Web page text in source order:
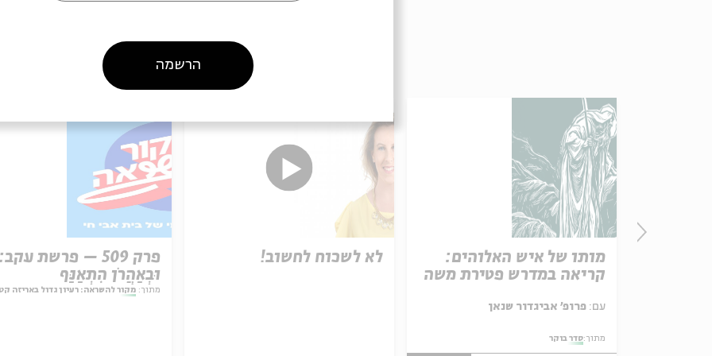
פרק 509 – פרשת עקב:
וּבְאַהֲרֹן הִתְאַנַּף
מתוך: מקור להשראה: רעיון גדול באריזה
לא לשכוח לחשוב!
מותו של איש האלוהים:
קריאה במדרש פטירת משה
עם:
מתוך:סדר בוקר
הרשמה